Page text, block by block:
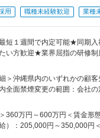
持ち、会える身近なエージェ
ォロー！
係がいい
く活躍可能で役職者のうち
あり、風通しが非常にいいの
度
ア・ガラス張りの評価制度が
あれば面接時に詳しくお話
用 職種未経験歓迎 業種
最短１週間で内定可能★同期
い方歓迎★業界屈指の研修
以上★完全週休2日制（土
め役を担当いただきます。
安全の4つの観点から管理を
＞沖縄県内のいずれかの顧
全面禁煙変更の範囲：会社
360万円～600万円＜賃金形
）：205,000円～350,000円